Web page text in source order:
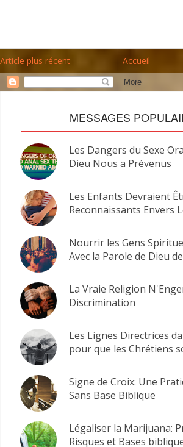
Article plus récent Accueil
MESSAGES
Les Dangers du Sexe
Dieu Nous a Prévenus
Les Enfants Devraient
Reconnaissants Envers
Nourrir les Gens
Avec la Parole de Dieu
La Vraie Religion
Discrimination
Les Lignes Directrices
pour que les Chrétiens
Signe de Croix: Une
Sans Base Biblique
Légaliser la Marijuana:
Risques et Bases